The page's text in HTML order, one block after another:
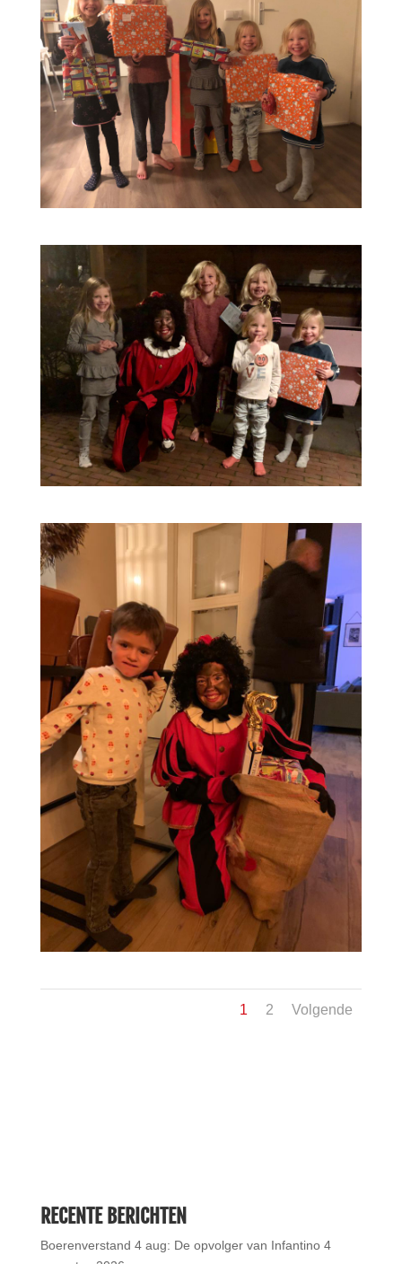
1 2 Volgende
RECENTE BERICHTEN
Boerenverstand 4 aug: De opvolger van Infantino 4